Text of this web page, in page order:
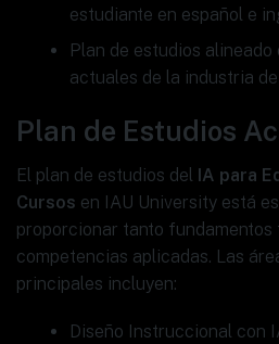
estudiante en español e
Plan de estudios alineado
actuales de la industria
Plan de Estudios
El plan de estudios del IA para
Cursos en IAU University está
proporcionar tanto fundamentos
competencias aplicadas. Las
principales incluyen:
Diseño Instruccional con